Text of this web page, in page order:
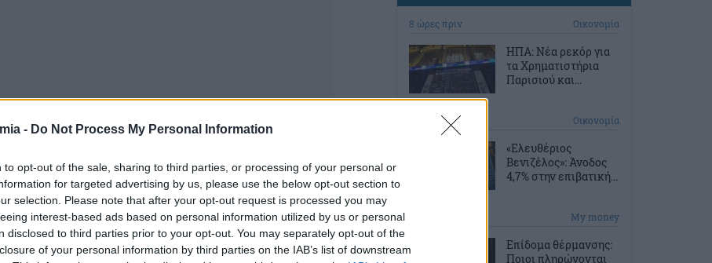
- Do Not Process My Personal Information
to opt-out of the sale, sharing to third parties, or processing of your personal or
for targeted advertising by us, please use the below opt-out section to
selection. Please note that after your opt-out request is processed you may
interest-based ads based on personal information utilized by us or personal
disclosed to third parties prior to your opt-out. You may separately opt-out of the
of your personal information by third parties on the IAB’s list of downstream
8 ώρες πριν Οικονομία
ΗΠΑ: Νέα ρεκόρ για
τα Χρηματιστήρια
Παρισιού και...
8 ώρες πριν Οικονομία
«Ελευθέριος
Βενιζέλος»: Άνοδος
4,7% στην επιβατική...
My money
Επίδομα θέρμανσης:
Ποιοι πληρώνονται